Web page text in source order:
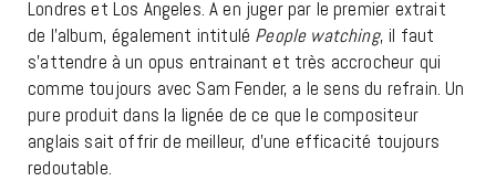
Londres et Los Angeles. A en juger par le premier extrait
de l’album, également intitulé People watching, il faut
s’attendre à un opus entrainant et très accrocheur qui
comme toujours avec Sam Fender, a le sens du refrain. Un
pure produit dans la lignée de ce que le compositeur
anglais sait offrir de meilleur, d’une efficacité toujours
redoutable.